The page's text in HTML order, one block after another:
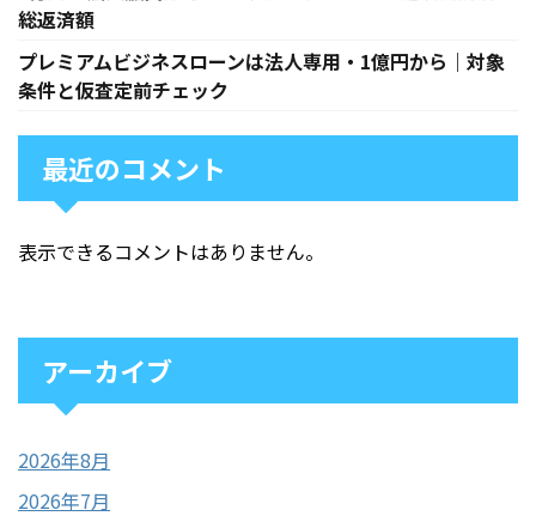
総返済額
プレミアムビジネスローンは法人専用・1億円から｜対象
条件と仮査定前チェック
最近のコメント
表示できるコメントはありません。
アーカイブ
2026年8月
2026年7月